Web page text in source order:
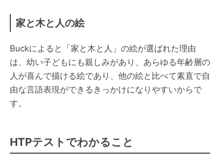
家と木と人の絵
Buckによると「家と木と人」の絵が選ばれた理由
は、幼い子どもにも親しみがあり、あらゆる年齢層の
人が喜んで描ける絵であり、他の絵と比べて素直で自
由な言語表現ができるきっかけになりやすいからで
す。
HTPテストでわかること